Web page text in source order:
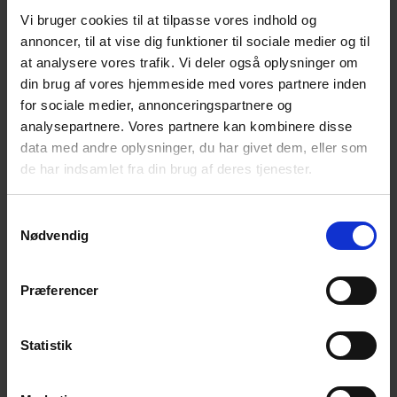
Vi bruger cookies til at tilpasse vores indhold og
annoncer, til at vise dig funktioner til sociale medier og til
at analysere vores trafik. Vi deler også oplysninger om
din brug af vores hjemmeside med vores partnere inden
for sociale medier, annonceringspartnere og
analysepartnere. Vores partnere kan kombinere disse
data med andre oplysninger, du har givet dem, eller som
de har indsamlet fra din brug af deres tjenester.
Nødvendig
Præferencer
Statistik
Kurset ledes af
psykoterapeut og
traumeterapeut Karin
Westh Langgaard,
mangeårig underviser på
selvhjælps seminarer for
efterladte efter selvmord
Deltagerpris:
100 kr. for medlemmer og 200 kr. for